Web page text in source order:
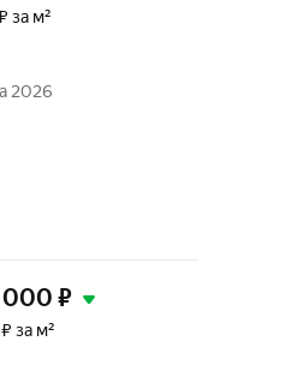
за м²
2026
000 ₽
за м²